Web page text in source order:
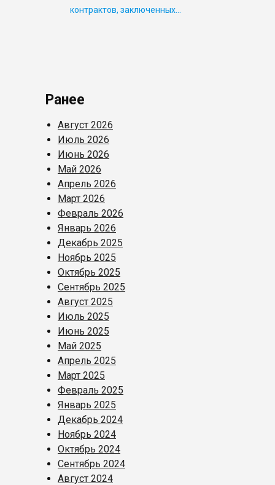
контрактов, заключенных…
Ранее
Август 2026
Июль 2026
Июнь 2026
Май 2026
Апрель 2026
Март 2026
Февраль 2026
Январь 2026
Декабрь 2025
Ноябрь 2025
Октябрь 2025
Сентябрь 2025
Август 2025
Июль 2025
Июнь 2025
Май 2025
Апрель 2025
Март 2025
Февраль 2025
Январь 2025
Декабрь 2024
Ноябрь 2024
Октябрь 2024
Сентябрь 2024
Август 2024